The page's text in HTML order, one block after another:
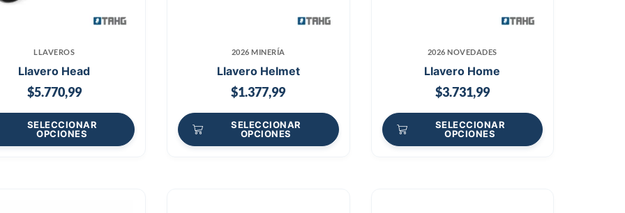
LLAVEROS
Llavero Head
$5.770,99
SELECCIONAR
OPCIONES
2026 MINERÍA
Llavero Helmet
$1.377,99
SELECCIONAR
OPCIONES
2026 NOVEDADES
Llavero Home
$3.731,99
SELECCIONAR
OPCIONES